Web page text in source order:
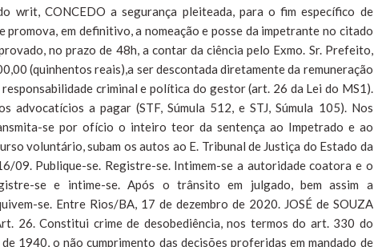
writ, CONCEDO a segurança pleiteada, para o fim específico de
em definitivo, a nomeação e posse da impetrante no citado
no prazo de 48h, a contar da ciência pelo Exmo. Sr. Prefeito,
(quinhentos reais),a ser descontada diretamente da remuneração
criminal e política do gestor (art. 26 da Lei do MS1).
advocatícios a pagar (STF, Súmula 512, e STJ, Súmula 105). Nos
se por ofício o inteiro teor da sentença ao Impetrado e ao
voluntário, subam os autos ao E. Tribunal de Justiça do Estado da
09. Publique-se. Registre-se. Intimem-se a autoridade coatora e o
se e intime-se. Após o trânsito em julgado, bem assim a
se. Entre Rios/BA, 17 de dezembro de 2020. JOSÉ de SOUZA
26. Constitui crime de desobediência, nos termos do art. 330 do
1940, o não cumprimento das decisões proferidas em mandado de